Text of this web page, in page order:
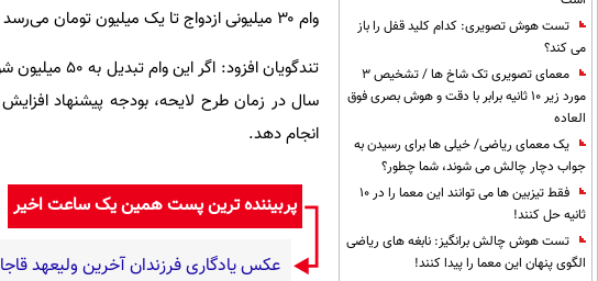
تست هوش تصویری: کدام کلید قفل را باز
می کند؟
معمای تصویری تک شاخ ها / تشخیص 3
مورد زیر 10 ثانیه برابر با دقت و هوش بصری فوق
العاده
یک معمای ریاضی/ خیلی ها برای رسیدن به
جواب دچار چالش می شوند، شما چطور؟
فقط تیزبین ها می توانند این معما را در 10
ثانیه حل کنند!
تست هوش چالش برانگیز: نابغه های ریاضی
الگوی پنهان این معما را پیدا کنند!
وام ۳۰ میلیونی ازدواج تا یک میلیون تومان می‌رسد که جوانان باید بتوانند از پس این اقساط بر بیایند.
تندگویان
سال در زمان طرح لایحه، بودجه پیشنهاد
انجام دهد.
پربیننده ترین پست همین یک ساعت اخیر
عکس یادگاری فرزندان آخرین ولیعهد